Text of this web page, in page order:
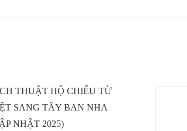
THUẬT HỘ CHIẾU TỪ
SANG TÂY BAN NHA
NHẬT 2025)